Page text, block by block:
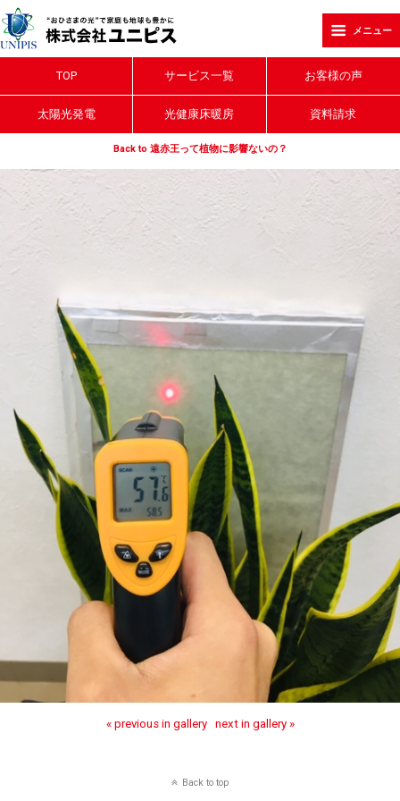
メニュー
TOP サービス一覧 お客様の声
太陽光発電 光健康床暖房 資料請求
Back to 遠赤王って植物に影響ないの？
« previous in gallery next in gallery »
Back to top